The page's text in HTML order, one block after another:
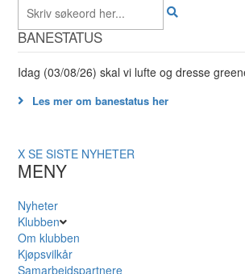
BANESTATUS
Idag (03/08/26) skal vi lufte og dresse
Les mer om banestatus her
X SE SISTE NYHETER
MENY
Nyheter
Klubben
Om klubben
Kjøpsvilkår
Samarbeidspartnere